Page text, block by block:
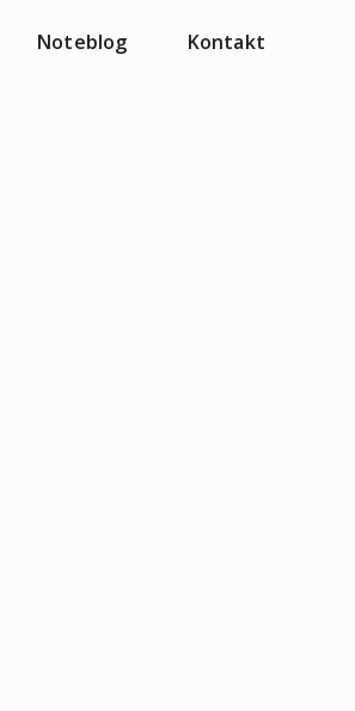
Noteblog Kontakt